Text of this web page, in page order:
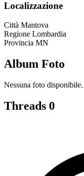
Localizzazione
Città Mantova
Regione Lombardia
Provincia MN
Album Foto
Nessuna foto disponibile.
Threads 0